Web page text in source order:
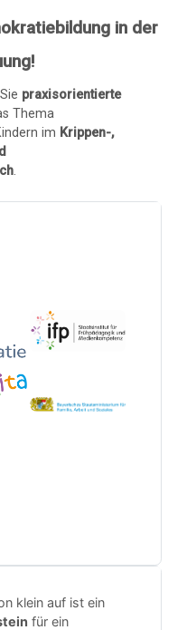
in der
praxisorientierte
Thema
im Krippen-,
.
klein auf ist ein
für ein